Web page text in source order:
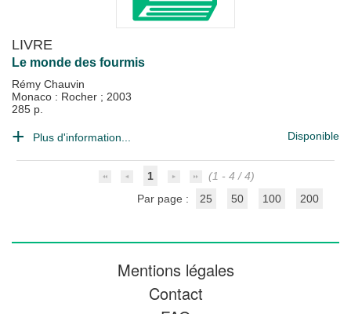
LIVRE
Le monde des fourmis
Rémy Chauvin
Monaco : Rocher ; 2003
285 p.
Plus d'information... Disponible
1
(1 - 4 / 4)
Par page :
25 50 100 200
Mentions légales
Contact